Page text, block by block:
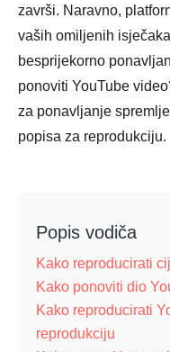
završi. Naravno,
vaših omiljenih
besprijekorno
ponoviti YouTube
za ponavljanje
popisa za reprodukciju.
Popis vodiča
Kako reproducirati
Kako ponoviti dio
Kako reproducirati
reprodukciju